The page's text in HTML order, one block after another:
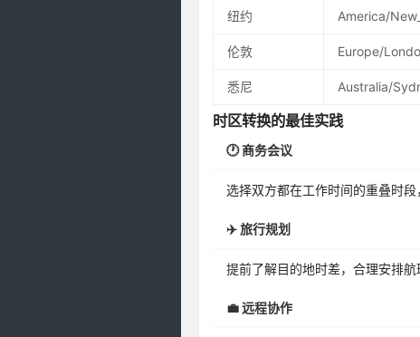
纽约 America/
伦敦 Europe/
悉尼 Australia/
时区转换的最佳实践
🕐 商务会议
选择双方都在工作时间的重叠时段
✈️ 旅行规划
提前了解目的地时差，合理安排航
💼 远程协作